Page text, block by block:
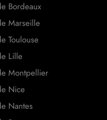
Bordeaux
Marseille
Toulouse
Lille
Montpellier
Nice
Nantes